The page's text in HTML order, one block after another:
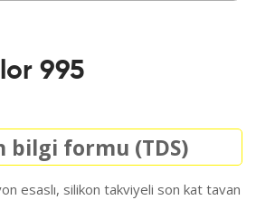
995
bilgi formu (TDS)
esaslı, silikon takviyeli son kat tavan